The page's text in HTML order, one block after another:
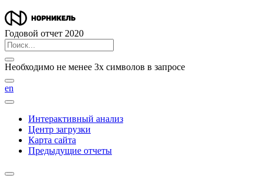
Годовой отчет 2020
Необходимо не менее 3х символов в запросе
en
Интерактивный анализ
Центр загрузки
Карта сайта
Предыдущие отчеты